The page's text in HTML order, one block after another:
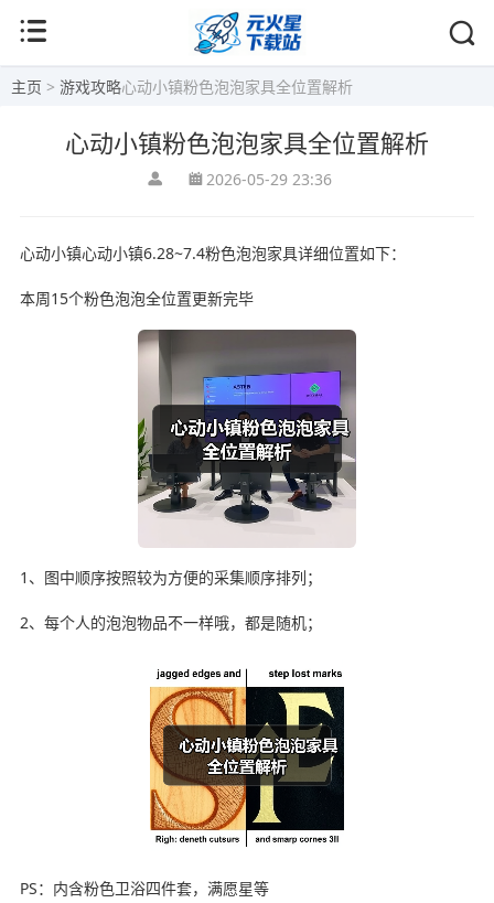
主页 > 游戏攻略心动小镇粉色泡泡家具全位置解析
心动小镇粉色泡泡家具全位置解析
2026-05-29 23:36
心动小镇心动小镇6.28~7.4粉色泡泡家具详细位置如下：
本周15个粉色泡泡全位置更新完毕
1、图中顺序按照较为方便的采集顺序排列；
2、每个人的泡泡物品不一样哦，都是随机；
PS：内含粉色卫浴四件套，满愿星等